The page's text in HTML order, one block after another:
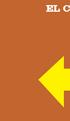
EL